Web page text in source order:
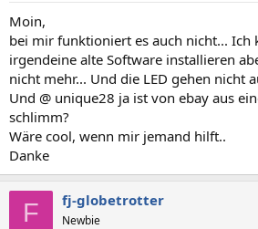
Moin,
bei mir funktioniert es auch nicht... Ich
irgendeine alte Software installieren
nicht mehr... Und die LED gehen nicht
Und @ unique28 ja ist von ebay aus
schlimm?
Wäre cool, wenn mir jemand hilft..
Danke
F fj-globetrotter
Newbie